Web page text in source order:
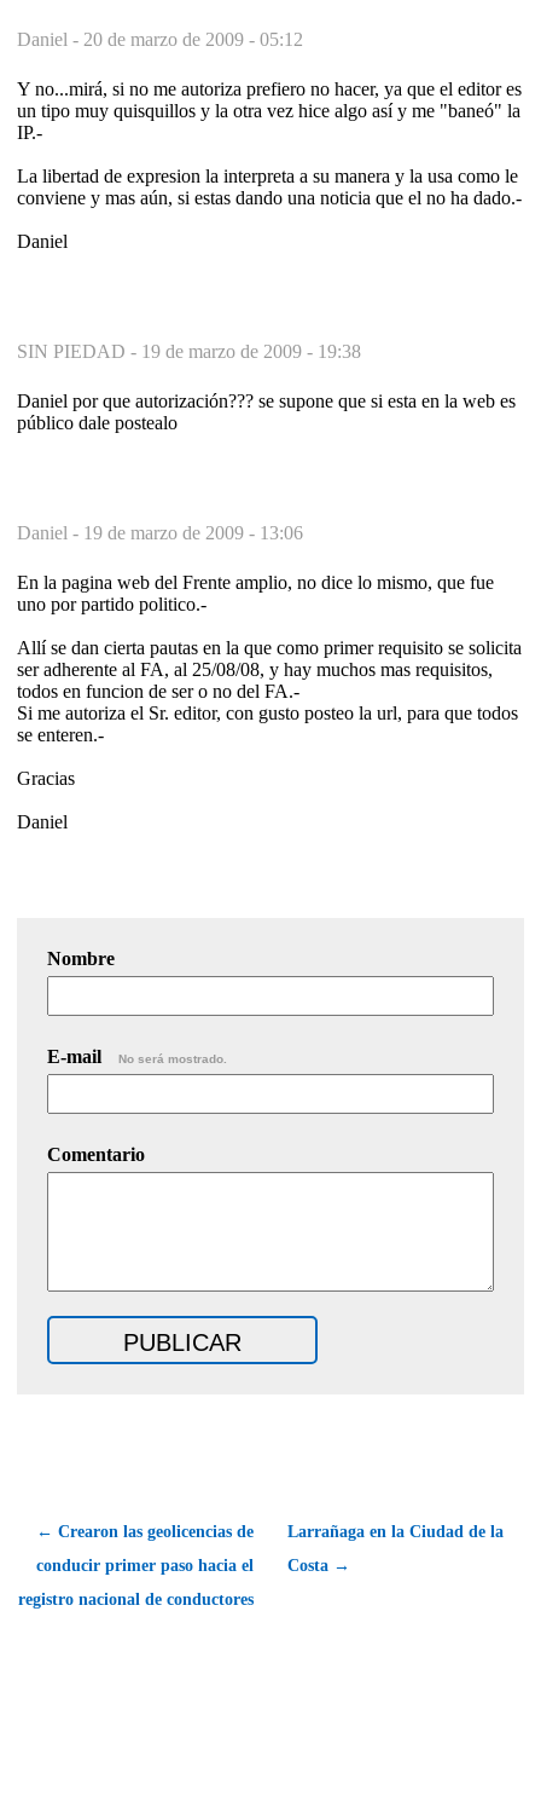
Daniel - 20 de marzo de 2009 - 05:12
Y no...mirá, si no me autoriza prefiero no hacer, ya que el editor es
un tipo muy quisquillos y la otra vez hice algo así y me "baneó" la
IP.-
La libertad de expresion la interpreta a su manera y la usa como le
conviene y mas aún, si estas dando una noticia que el no ha dado.-
Daniel
SIN PIEDAD - 19 de marzo de 2009 - 19:38
Daniel por que autorización??? se supone que si esta en la web es
público dale postealo
Daniel - 19 de marzo de 2009 - 13:06
En la pagina web del Frente amplio, no dice lo mismo, que fue
uno por partido politico.-
Allí se dan cierta pautas en la que como primer requisito se solicita
ser adherente al FA, al 25/08/08, y hay muchos mas requisitos,
todos en funcion de ser o no del FA.-
Si me autoriza el Sr. editor, con gusto posteo la url, para que todos
se enteren.-
Gracias
Daniel
Nombre
E-mail No será mostrado.
Comentario
← Crearon las geolicencias de
conducir primer paso hacia el
registro nacional de conductores
Larrañaga en la Ciudad de la
Costa →